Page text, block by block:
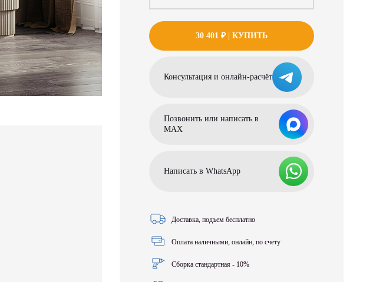
30 401 ₽| КУПИТЬ
Консультация и онлайн-расчёт
Позвонить или написать в
МАХ
Написать в WhatsApp
Доставка, подъем бесплатно
Оплата наличными, онлайн, по счету
Сборка стандартная - 10%